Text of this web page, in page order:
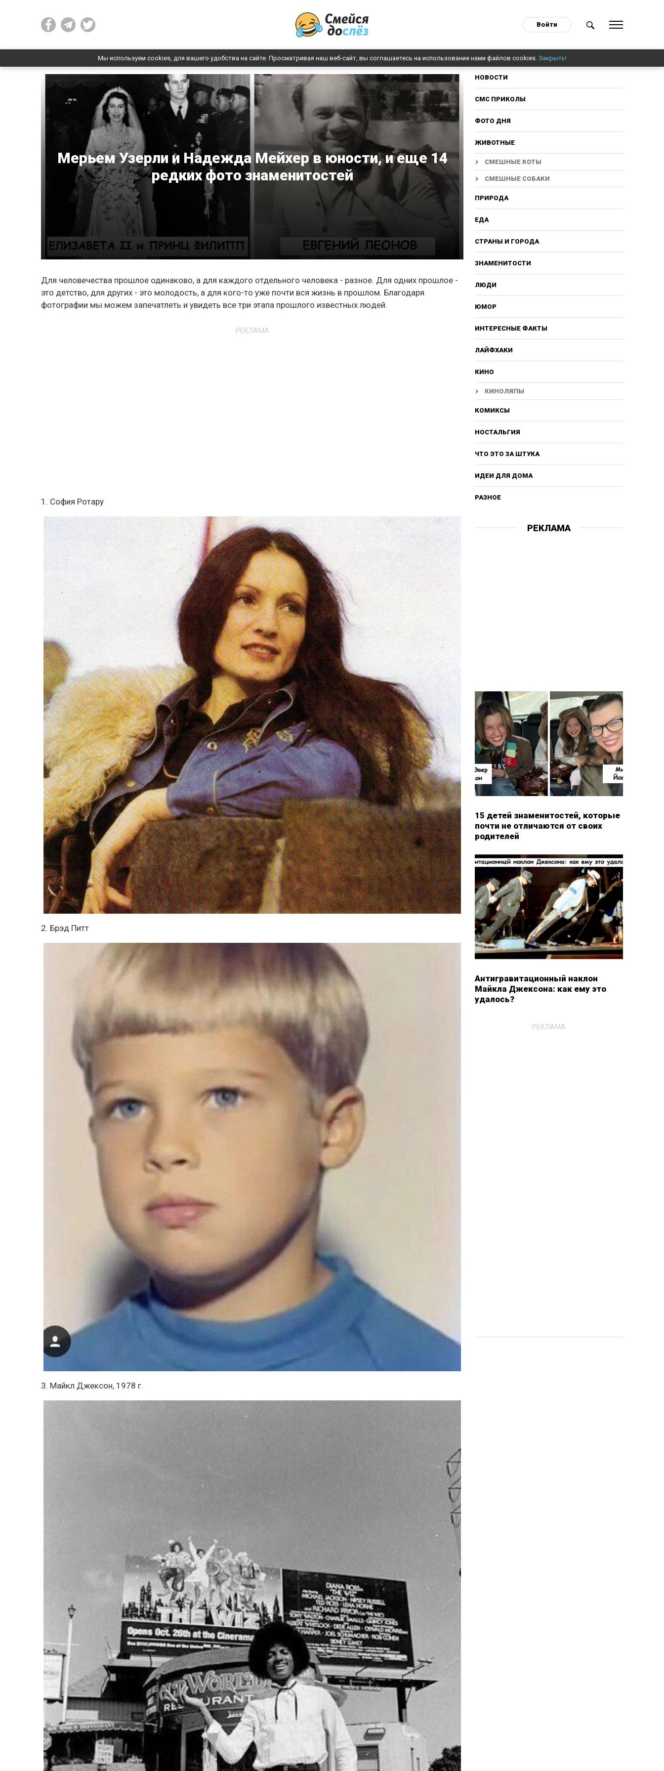
Войти
Мы используем cookies, для вашего удобства на сайте. Просматривая наш веб-сайт, вы соглашаетесь на использование нами файлов cookies. Закрыть!
Мерьем Узерли и Надежда Мейхер в юности, и еще 14
редких фото знаменитостей
Для человечества прошлое одинаково, а для каждого отдельного человека - разное. Для одних прошлое -
это детство, для других - это молодость, а для кого-то уже почти вся жизнь в прошлом. Благодаря
фотографии мы можем запечатлеть и увидеть все три этапа прошлого известных людей.
РЕКЛАМА
1. София Ротару
2. Брэд Питт
3. Майкл Джексон, 1978 г.
НОВОСТИ
СМС ПРИКОЛЫ
ФОТО ДНЯ
ЖИВОТНЫЕ
СМЕШНЫЕ КОТЫ
СМЕШНЫЕ СОБАКИ
ПРИРОДА
ЕДА
СТРАНЫ И ГОРОДА
ЗНАМЕНИТОСТИ
ЛЮДИ
ЮМОР
ИНТЕРЕСНЫЕ ФАКТЫ
ЛАЙФХАКИ
КИНО
КИНОЛЯПЫ
КОМИКСЫ
НОСТАЛЬГИЯ
ЧТО ЭТО ЗА ШТУКА
ИДЕИ ДЛЯ ДОМА
РАЗНОЕ
РЕКЛАМА
15 детей знаменитостей, которые
почти не отличаются от своих
родителей
Антигравитационный наклон
Майкла Джексона: как ему это
удалось?
РЕКЛАМА